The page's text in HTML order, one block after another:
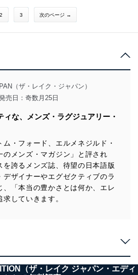
2 3 次のページ →
（ザ・レイク・ジャパン）
売日：奇数月25日
な、メンズ・ラグジュアリー・
・フォード、エルメネジルド・
のメンズ・マガジン」と評され
を誇るメンズ誌、待望の日本語版
デザイナーやエグゼクティブのラ
、「本当の豊かさとは何か、エレ
していきます。
（ザ・レイク ジャパン・エディ